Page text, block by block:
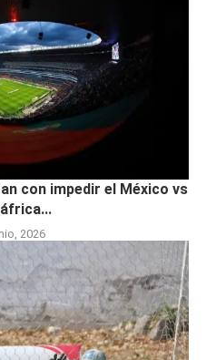
con impedir el México vs
2026